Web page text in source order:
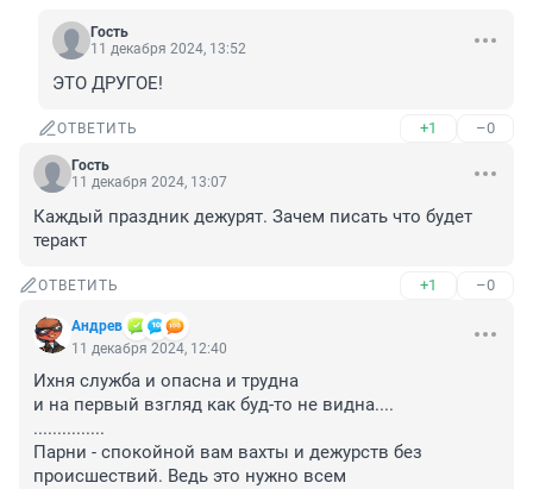
Гость
11 декабря 2024, 13:52
ЭТО ДРУГОЕ!
ОТВЕТИТЬ +1 –0
Гость
11 декабря 2024, 13:07
Каждый праздник дежурят. Зачем писать что будет
теракт
ОТВЕТИТЬ +1 –0
Андрев
11 декабря 2024, 12:40
Ихня служба и опасна и трудна
и на первый взгляд как буд-то не видна....
...............
Парни - спокойной вам вахты и дежурств без
происшествий. Ведь это нужно всем